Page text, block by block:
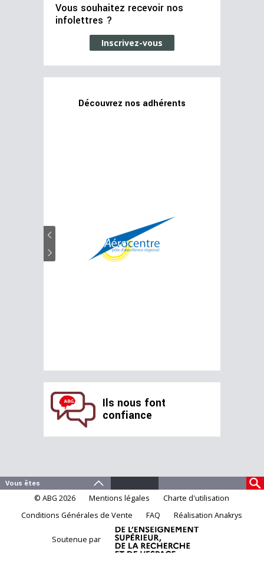
Vous souhaitez recevoir nos
infolettres ?
Inscrivez-vous
Découvrez nos adhérents
Ils nous font
confiance
© ABG 2026 Mentions légales
Charte d'utilisation
Conditions Générales de Vente
FAQ Réalisation Anakrys
Soutenue par